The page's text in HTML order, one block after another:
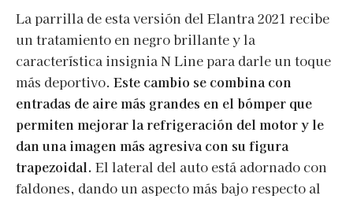
La parrilla de esta versión del Elantra 2021 recibe
un tratamiento en negro brillante y la
característica insignia N Line para darle un toque
más deportivo. Este cambio se combina con
entradas de aire más grandes en el bómper que
permiten mejorar la refrigeración del motor y le
dan una imagen más agresiva con su figura
trapezoidal. El lateral del auto está adornado con
faldones, dando un aspecto más bajo respecto al